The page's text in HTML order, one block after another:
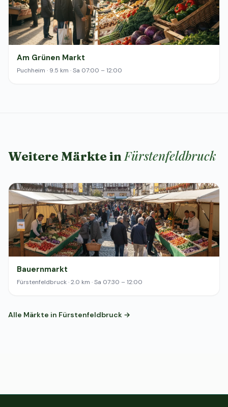
Am Grünen Markt
Puchheim · 9.5 km · Sa 07:00 – 12:00
Weitere Märkte inFürstenfeldbruck
Bauernmarkt
Fürstenfeldbruck · 2.0 km · Sa 07:30 – 12:00
Alle Märkte in Fürstenfeldbruck →